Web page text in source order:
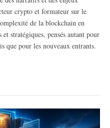
crypto et formateur sur le
de la blockchain en
stratégiques, pensés autant pour
que pour les nouveaux entrants.